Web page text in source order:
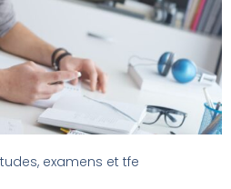
examens et tfe